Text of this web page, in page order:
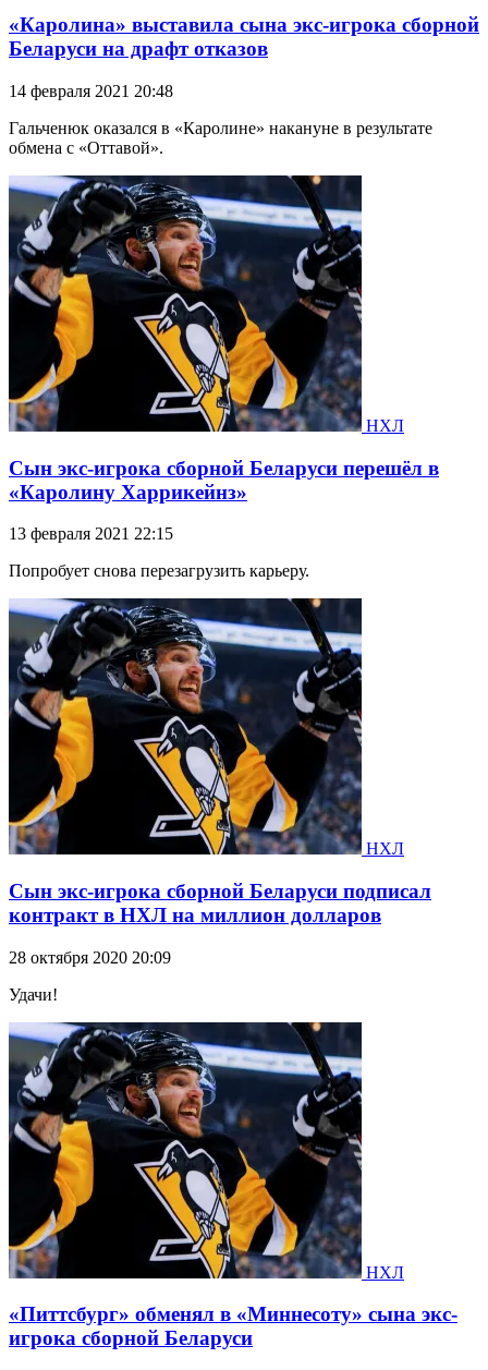
«Каролина» выставила сына экс-игрока сборной
Беларуси на драфт отказов
14 февраля 2021 20:48
Гальченюк оказался в «Каролине» накануне в результате
обмена с «Оттавой».
НХЛ
Сын экс-игрока сборной Беларуси перешёл в
«Каролину Харрикейнз»
13 февраля 2021 22:15
Попробует снова перезагрузить карьеру.
НХЛ
Сын экс-игрока сборной Беларуси подписал
контракт в НХЛ на миллион долларов
28 октября 2020 20:09
Удачи!
НХЛ
«Питтсбург» обменял в «Миннесоту» сына экс-
игрока сборной Беларуси